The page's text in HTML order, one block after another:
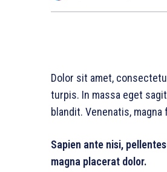
Dolor sit amet,
turpis. In massa eget
blandit. Venenatis,
Sapien ante nisi,
magna placerat dolor.